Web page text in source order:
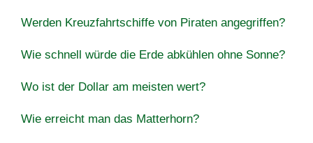
Werden Kreuzfahrtschiffe von Piraten angegriffen?
Wie schnell würde die Erde abkühlen ohne Sonne?
Wo ist der Dollar am meisten wert?
Wie erreicht man das Matterhorn?